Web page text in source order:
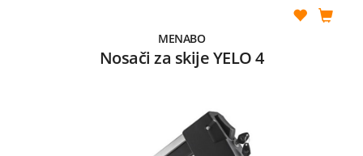
MENABO
Nosači za skije YELO 4